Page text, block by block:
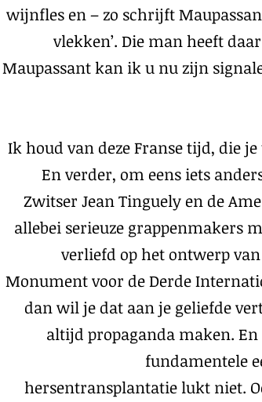
wijnfles en – zo schrijft
vlekken’. Die man heeft
Maupassant kan ik u nu zijn
Ik houd van deze Franse tijd, die
En verder, om eens iets
Zwitser Jean Tinguely en de
allebei serieuze grappenmakers
verliefd op het ontwerp
Monument voor de Derde
dan wil je dat aan je geliefde
altijd propaganda maken.
fundamentele
hersentransplantatie lukt niet.